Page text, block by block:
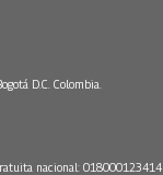
D.C. Colombia.
nacional: 018000123414